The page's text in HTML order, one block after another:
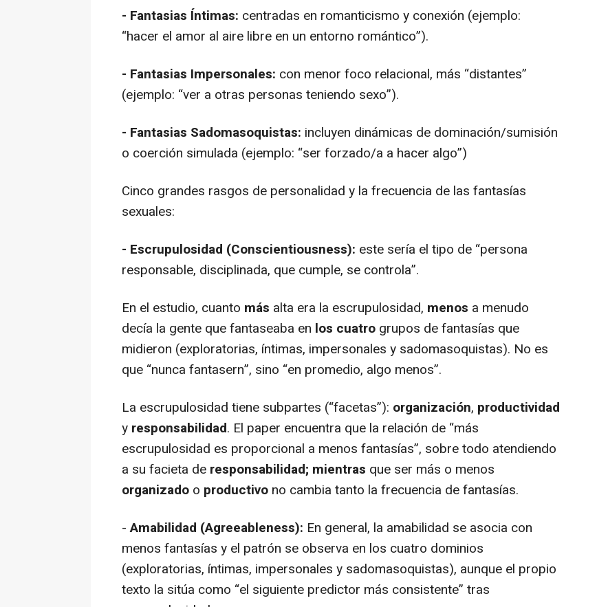
- Fantasias Íntimas: centradas en romanticismo y conexión (ejemplo:
“hacer el amor al aire libre en un entorno romántico”).
- Fantasias Impersonales: con menor foco relacional, más “distantes”
(ejemplo: “ver a otras personas teniendo sexo”).
- Fantasias Sadomasoquistas: incluyen dinámicas de dominación/sumisión
o coerción simulada (ejemplo: “ser forzado/a a hacer algo”)
Cinco grandes rasgos de personalidad y la frecuencia de las fantasías
sexuales:
- Escrupulosidad (Conscientiousness): este sería el tipo de “persona
responsable, disciplinada, que cumple, se controla”.
En el estudio, cuanto más alta era la escrupulosidad, menos a menudo
decía la gente que fantaseaba en los cuatro grupos de fantasías que
midieron (exploratorias, íntimas, impersonales y sadomasoquistas). No es
que “nunca fantasern”, sino “en promedio, algo menos”.
La escrupulosidad tiene subpartes (“facetas”): organización, productividad
y responsabilidad. El paper encuentra que la relación de “más
escrupulosidad es proporcional a menos fantasías”, sobre todo atendiendo
a su facieta de responsabilidad; mientras que ser más o menos
organizado o productivo no cambia tanto la frecuencia de fantasías.
-Amabilidad (Agreeableness): En general, la amabilidad se asocia con
menos fantasías y el patrón se observa en los cuatro dominios
(exploratorias, íntimas, impersonales y sadomasoquistas), aunque el propio
texto la sitúa como “el siguiente predictor más consistente” tras